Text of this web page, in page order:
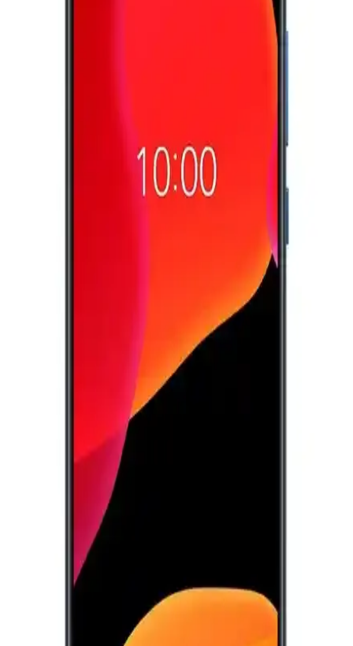
Samsung Galaxy Z TriFold, yüksek fiyat ve dayanıklılık sorunları
nedeniyle üç ayda piyasadan kaldırıldı. Katlanabilir telefonlar hâlâ
Motorola, CES 2024'te tanıttığı katlanabilir telefonu ile uygun fiyat
ve gelişmiş teknik özellikleri bir araya getirerek pazar payını
artırmayı hedefliyor. Cihaz, kullanıcı dostu arayüzü ve
Ayaneo'nun ilk akıllı telefonu, Xperia Play'in oyun odaklı tasarımını
modern dokunmatik yüzeylerle yeniden yorumluyor. Cihaz, fiziksel
butonlar ve yazılım desteğiyle taşınabilir oyun deneyimini
Samsung'un Üç Katlanabilir Telefonu: 10 İnçlik
Ekran ve Çift Menteşe Tasarımıyla Yeni Dönem
Samsung, çift menteşeli ve üç katlanabilir ekranlı yeni telefon
prototipleriyle hem telefon hem tablet deneyimi sunuyor. Sınırlı
üretim ve yüksek fiyatla teknoloji sınırlarını zorluyor.
Samsung Telefon Sıfırlama Yöntemleri ve Güvenli
Kullanım İpuçları
Samsung telefon sıfırlama yöntemleri, performans artırma ve veri
güvenliği için önemli. Adımlar ve ipuçlarıyla cihazınızı nasıl
sıfırlayacağınızı öğrenin.
Samsung Galaxy S28 2025: Yenilikçi Özellikleri ve
Piyasa Beklentileri
Samsung Galaxy S28, 2025'te piyasaya çıkacak, gelişmiş kamera,
performans ve tasarım özellikleriyle öne çıkan yüksek fiyatlı bir